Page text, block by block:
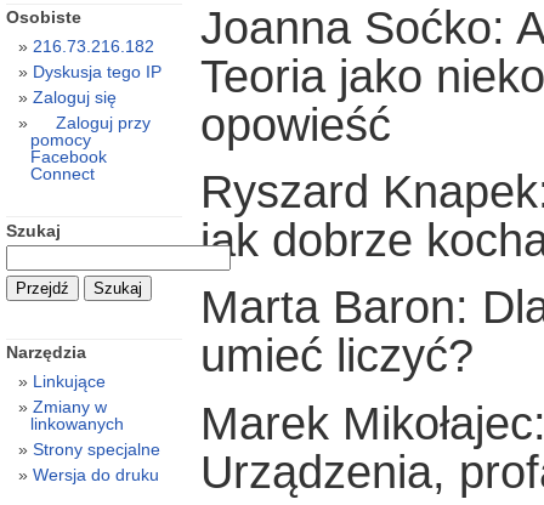
Joanna Soćko:
Teoria jako
opowieść
Ryszard
jak dobrze
Marta Baron:
umieć liczyć?
Marek
Urządzenia,
Osobiste
216.73.216.182
Dyskusja tego IP
Zaloguj się
Zaloguj przy
pomocy
Facebook
Connect
Szukaj
Narzędzia
Linkujące
Zmiany w
linkowanych
Strony specjalne
Wersja do druku